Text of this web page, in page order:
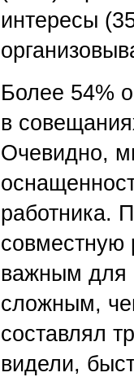
интересы
Более 54%
в
Очевидно,
работника.
совместную
важным для
сложным,
составлял
видели,